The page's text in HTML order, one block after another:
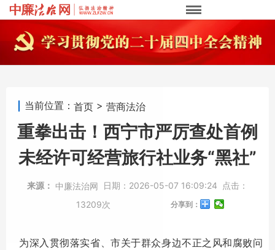
当前位置： 首页 > 营商法治
重拳出击！西宁市严厉查处首例
未经许可经营旅行社业务“黑社”
来源： 中廉法治网 日期： 2026-05-07 16:09:24
点击：
13209次
分享到：
为深入贯彻落实省、市关于群众身边不正之风和腐败问